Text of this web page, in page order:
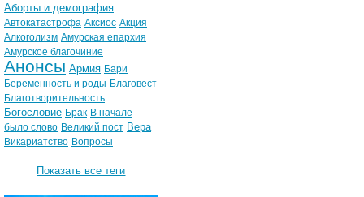
Аборты и демография
Автокатастрофа Аксиос Акция
Алкоголизм Амурская епархия
Амурское благочиние
Анонсы Армия Бари
Беременность и роды Благовест
Благотворительность
Богословие Брак В начале
было слово Великий пост Вера
Викариатство Вопросы
Показать все теги